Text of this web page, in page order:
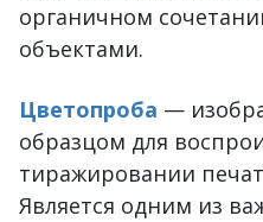
органичном
объектами.
Цветопроба —
образцом для
тиражировании
Является одним из